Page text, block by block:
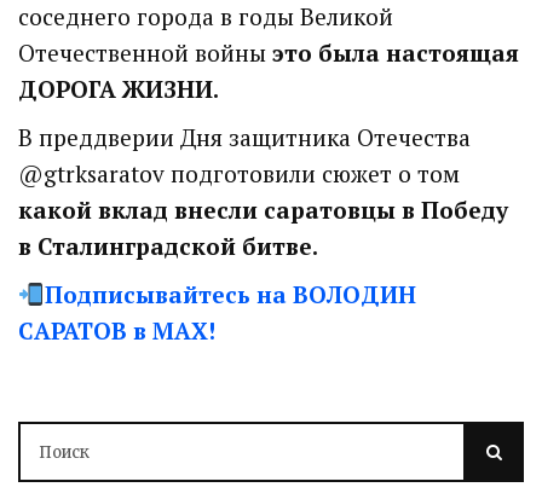
соседнего города в годы Великой
Отечественной войны это была настоящая
ДОРОГА ЖИЗНИ.
В преддверии Дня защитника Отечества
@gtrksaratov подготовили сюжет о том
какой вклад внесли саратовцы в Победу
в Сталинградской битве.
Подписывайтесь на ВОЛОДИН
САРАТОВ в МАХ!